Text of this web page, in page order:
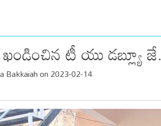
టీ యు డబ్ల్యూ జే.
Bakkaiah on 2023-02-14